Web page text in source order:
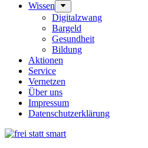
Wissen
Digitalzwang
Bargeld
Gesundheit
Bildung
Aktionen
Service
Vernetzen
Über uns
Impressum
Datenschutz­erklärung